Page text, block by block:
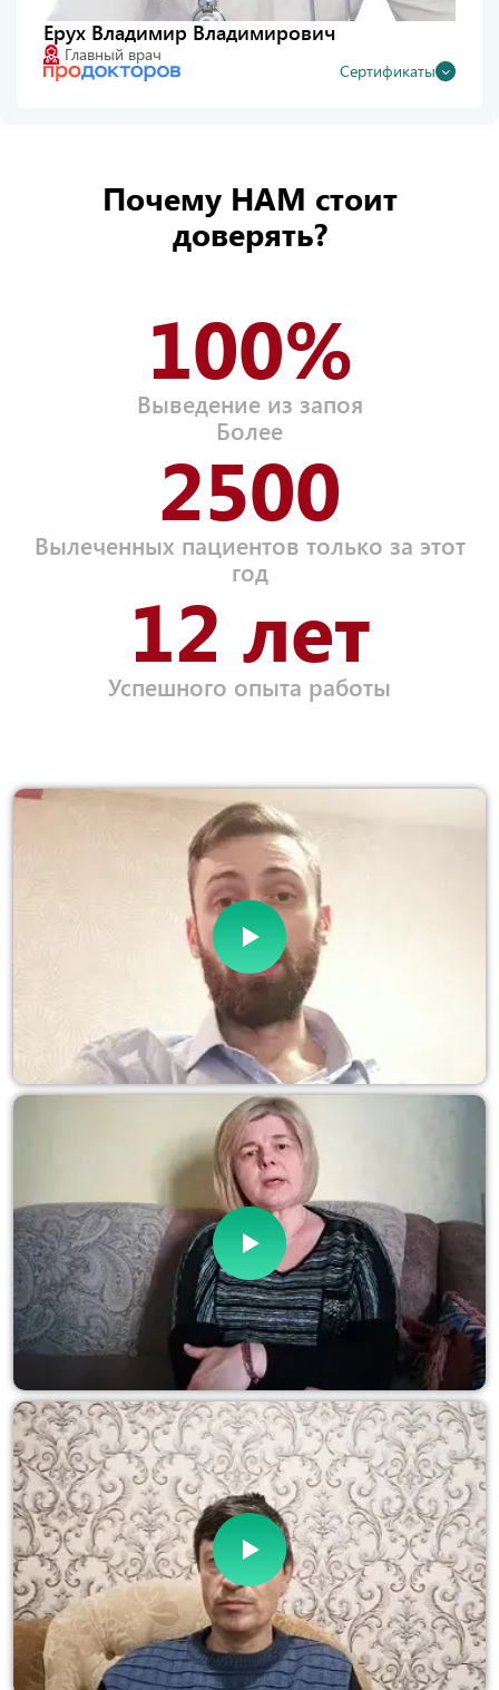
Ерух Владимир Владимирович
Главный врач
Сертификаты
Почему НАМ стоит
доверять?
100%
Выведение из запоя
Более
2500
Вылеченных пациентов только за этот
год
12 лет
Успешного опыта работы